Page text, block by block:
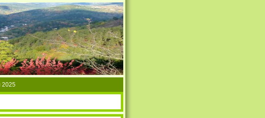
2025